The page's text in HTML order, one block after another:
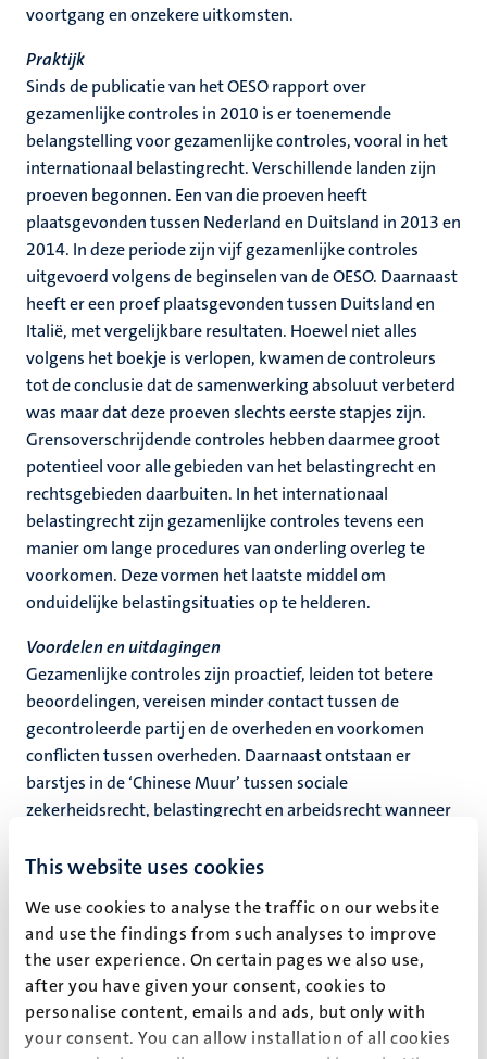
This website uses cookies
We use cookies to analyse the traffic on our website
and use the findings from such analyses to improve
the user experience. On certain pages we also use,
after you have given your consent, cookies to
personalise content, emails and ads, but only with
your consent. You can allow installation of all cookies
voortgang en onzekere uitkomsten.
Praktijk
Sinds de publicatie van het OESO rapport over
gezamenlijke controles in 2010 is er toenemende
belangstelling voor gezamenlijke controles, vooral in het
internationaal belastingrecht. Verschillende landen zijn
proeven begonnen. Een van die proeven heeft
plaatsgevonden tussen Nederland en Duitsland in 2013 en
2014. In deze periode zijn vijf gezamenlijke controles
uitgevoerd volgens de beginselen van de OESO. Daarnaast
heeft er een proef plaatsgevonden tussen Duitsland en
Italië, met vergelijkbare resultaten. Hoewel niet alles
volgens het boekje is verlopen, kwamen de controleurs
tot de conclusie dat de samenwerking absoluut verbeterd
was maar dat deze proeven slechts eerste stapjes zijn.
Grensoverschrijdende controles hebben daarmee groot
potentieel voor alle gebieden van het belastingrecht en
rechtsgebieden daarbuiten. In het internationaal
belastingrecht zijn gezamenlijke controles tevens een
manier om lange procedures van onderling overleg te
voorkomen. Deze vormen het laatste middel om
onduidelijke belastingsituaties op te helderen.
Voordelen en uitdagingen
Gezamenlijke controles zijn proactief, leiden tot betere
beoordelingen, vereisen minder contact tussen de
gecontroleerde partij en de overheden en voorkomen
conflicten tussen overheden. Daarnaast ontstaan er
barstjes in de ‘Chinese Muur’ tussen sociale
zekerheidsrecht, belastingrecht en arbeidsrecht wanneer
elkaar gaan communiceren. In veel landen voorziet het
interacties.
Ondanks de vele voordelen zijn grensoverschrijdende
gezamenlijke controles niet zonder problemen. Zo kunnen
de informatiestandaarden of interactiepatronen van de
betrokken landen strijdig zijn. Ook taal kan een uitdaging